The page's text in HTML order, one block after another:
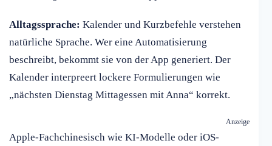
Alltagssprache: Kalender und Kurzbefehle verstehen
natürliche Sprache. Wer eine Automatisierung
beschreibt, bekommt sie von der App generiert. Der
Kalender interpreert lockere Formulierungen wie
„nächsten Dienstag Mittagessen mit Anna“ korrekt.
Anzeige
Apple-Fachchinesisch wie KI-Modelle oder iOS-